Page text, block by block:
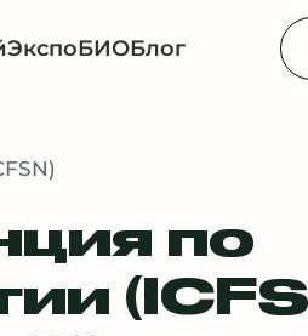
ЭкспоБИОБлог
по